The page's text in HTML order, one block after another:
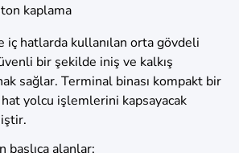
kaplama
iç hatlarda kullanılan orta gövdeli
bir şekilde iniş ve kalkış
sağlar. Terminal binası kompakt bir
yolcu işlemlerini kapsayacak
başlıca alanlar: